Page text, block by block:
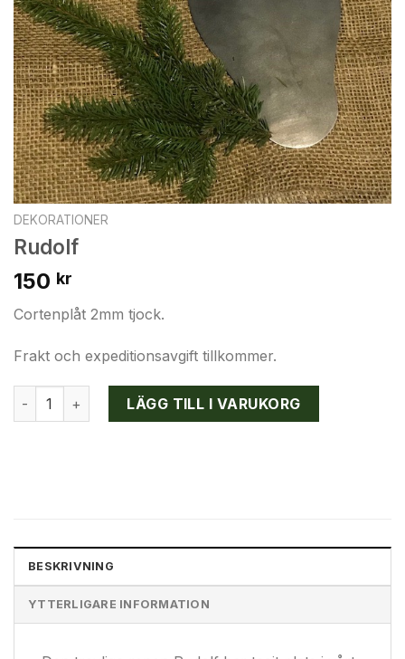
DEKORATIONER
Rudolf
150 kr
Cortenplåt 2mm tjock.
Frakt och expeditionsavgift tillkommer.
Rudolf mängd LÄGG TILL I VARUKORG
BESKRIVNING
YTTERLIGARE INFORMATION